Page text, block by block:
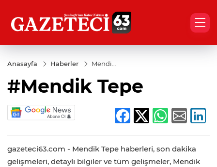
Anasayfa Haberler
Mendik
#Mendik Tepe
gazeteci63.com - Mendik Tepe haberleri, son dakika
gelişmeleri, detaylı bilgiler ve tüm gelişmeler, Mendik